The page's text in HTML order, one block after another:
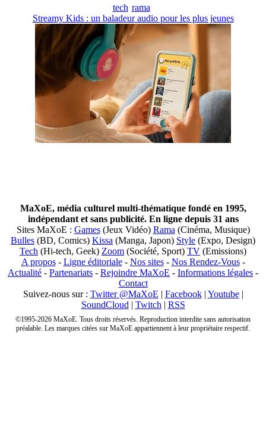
tech rama
Streamy Kids : un baladeur audio pour les plus jeunes
MaXoE, média culturel multi-thématique fondé en 1995,
indépendant et sans publicité. En ligne depuis 31 ans
Sites MaXoE : Games(Jeux Vidéo) Rama (Cinéma, Musique)
Bulles (BD, Comics) Kissa (Manga, Japon) Style (Expo, Design)
Tech (Hi-tech, Geek) Zoom (Société, Sport) TV (Emissions)
A propos- Ligne éditoriale- Nos sites- Nos Rendez-Vous-
Actualité - Partenariats - Rejoindre MaXoE - Informations légales -
Contact
Suivez-nous sur : Twitter @MaXoE | Facebook| Youtube|
SoundCloud | Twitch | RSS
©1995-2026 MaXoE. Tous droits réservés. Reproduction interdite sans autorisation
préalable. Les marques citées sur MaXoE appartiennent à leur propriétaire respectif.